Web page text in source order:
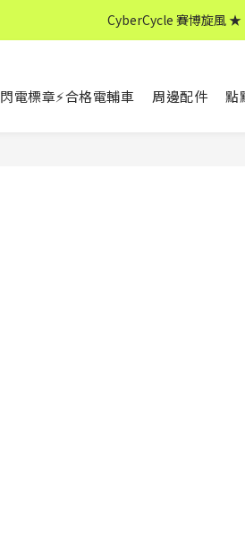
CyberCycle 賽博旋風 ★
↖ 全館消費滿 $599
閃電標章⚡合格電輔車 周邊配件 點